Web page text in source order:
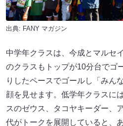
出典: FANY マガジン
中学年クラスは、今成とマルセ
のクラスもトップが10分台でゴ
りしたペースでゴールし「みん
顔を見せます。低学年クラスに
スのゼウス、タコヤキーダー、
代がトークを展開していると、